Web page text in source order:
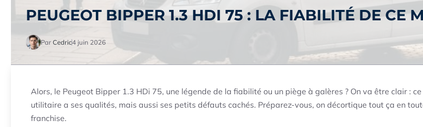
PEUGEOT BIPPER 1.3 HDI 75 : LA FIABILITÉ DE CE
ParCedric4 juin 2026
Alors, le Peugeot Bipper 1.3 HDi 75, une légende de la fiabilité ou un piège à galères ? On va être clair :
utilitaire a ses qualités, mais aussi ses petits défauts cachés. Préparez-vous, on décortique tout ça en
franchise.